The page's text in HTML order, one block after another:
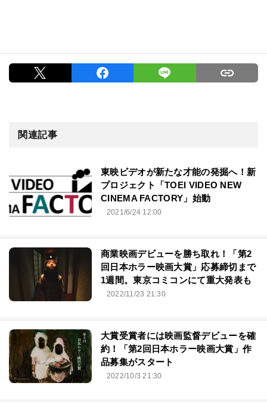
関連記事
東映ビデオが新たな才能の発掘へ！新
プロジェクト「TOEI VIDEO NEW
CINEMA FACTORY」始動
2021/6/24 12:00
商業映画デビューを勝ち取れ！「第2
回日本ホラー映画大賞」応募締切まで
1週間。東京コミコンにて重大発表も
2022/11/23 21:30
大賞受賞者には映画監督デビューを確
約！「第2回日本ホラー映画大賞」作
品募集がスタート
2022/10/3 21:30